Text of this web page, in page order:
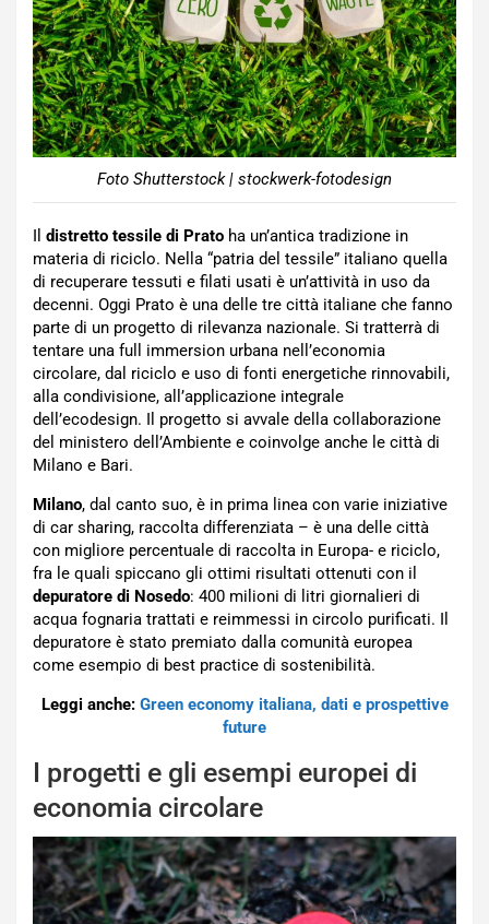
Foto Shutterstock | stockwerk-fotodesign
Il distretto tessile di Prato ha un’antica tradizione in
materia di riciclo. Nella “patria del tessile” italiano quella
di recuperare tessuti e filati usati è un’attività in uso da
decenni. Oggi Prato è una delle tre città italiane che fanno
parte di un progetto di rilevanza nazionale. Si tratterrà di
tentare una full immersion urbana nell’economia
circolare, dal riciclo e uso di fonti energetiche rinnovabili,
alla condivisione, all’applicazione integrale
dell’ecodesign. Il progetto si avvale della collaborazione
del ministero dell’Ambiente e coinvolge anche le città di
Milano e Bari.
Milano, dal canto suo, è in prima linea con varie iniziative
di car sharing, raccolta differenziata – è una delle città
con migliore percentuale di raccolta in Europa- e riciclo,
fra le quali spiccano gli ottimi risultati ottenuti con il
depuratore di Nosedo: 400 milioni di litri giornalieri di
acqua fognaria trattati e reimmessi in circolo purificati. Il
depuratore è stato premiato dalla comunità europea
come esempio di best practice di sostenibilità.
Leggi anche: Green economy italiana, dati e prospettive
future
I progetti e gli esempi europei di
economia circolare